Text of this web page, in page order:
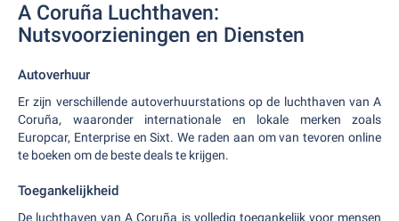
A Coruña Luchthaven:
Nutsvoorzieningen en Diensten
Autoverhuur
Er zijn verschillende autoverhuurstations op de luchthaven van A
Coruña, waaronder internationale en lokale merken zoals
Europcar, Enterprise en Sixt. We raden aan om van tevoren online
te boeken om de beste deals te krijgen.
Toegankelijkheid
De luchthaven van A Coruña is volledig toegankelijk voor mensen